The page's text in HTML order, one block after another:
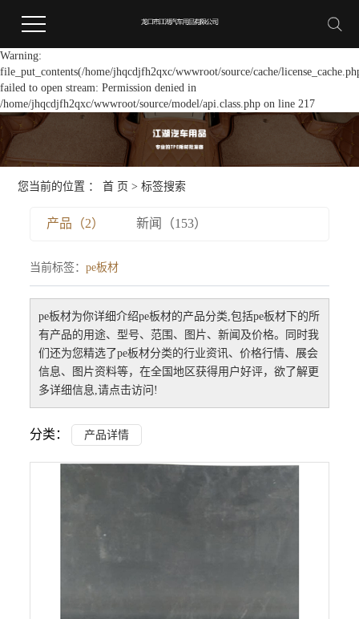
Warning:
file_put_contents(/home/jhqcdjfh2qxc/wwwroot/source/cache/
failed to open stream: Permission denied in
/home/jhqcdjfh2qxc/wwwroot/source/model/api.class.php on line 217
您当前的位置 ：首 页 > 标签搜索
产品（2） 新闻（153）
当前标签：pe板材
pe板材为你详细介绍pe板材的产品分类,包括pe板材 下的所
有产品的用途、型号、范围、图片、新闻及价格。同时我
们还为您精选了pe板材分类的行业资讯、价格行情、展会
信息、图片资料等，在全国地区获得用户好评，欲了解更
多详细信息,请点击访问!
分类： 产品详情